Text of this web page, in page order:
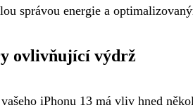
správou energie a
ovlivňující výdrž
iPhonu 13 má vliv hned